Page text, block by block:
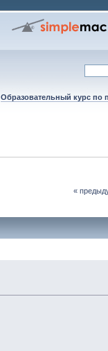
Образовательный курс по
«